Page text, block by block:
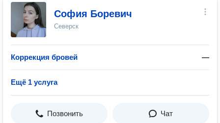
София Боревич
Северск
Коррекция бровей —
Ещё 1 услуга
Позвонить Чат